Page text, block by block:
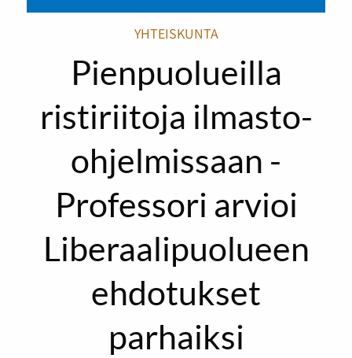
YHTEISKUNTA
Pienpuolueilla
ristiriitoja ilmasto-
ohjelmissaan -
Professori arvioi
Liberaalipuolueen
ehdotukset
parhaiksi